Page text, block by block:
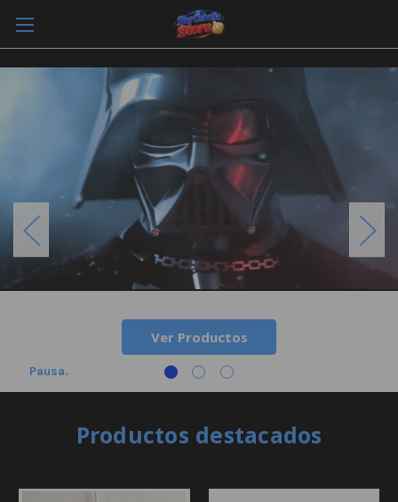
Ver Productos
Pausa.
Productos destacados